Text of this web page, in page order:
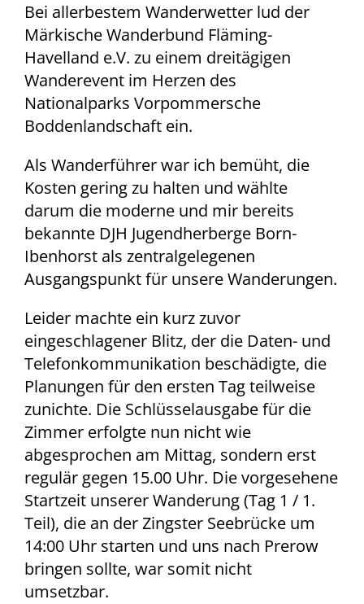
Bei allerbestem Wanderwetter lud der
Märkische Wanderbund Fläming-
Havelland e.V. zu einem dreitägigen
Wanderevent im Herzen des
Nationalparks Vorpommersche
Boddenlandschaft ein.
Als Wanderführer war ich bemüht, die
Kosten gering zu halten und wählte
darum die moderne und mir bereits
bekannte DJH Jugendherberge Born-
Ibenhorst als zentralgelegenen
Ausgangspunkt für unsere Wanderungen.
Leider machte ein kurz zuvor
eingeschlagener Blitz, der die Daten- und
Telefonkommunikation beschädigte, die
Planungen für den ersten Tag teilweise
zunichte. Die Schlüsselausgabe für die
Zimmer erfolgte nun nicht wie
abgesprochen am Mittag, sondern erst
regulär gegen 15.00 Uhr. Die vorgesehene
Startzeit unserer Wanderung (Tag 1 / 1.
Teil), die an der Zingster Seebrücke um
14:00 Uhr starten und uns nach Prerow
bringen sollte, war somit nicht
umsetzbar.